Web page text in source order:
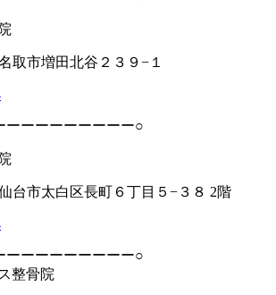
取市増田北谷２３９−１
ーーーーーーーーー○
台市太白区長町６丁目５−３８ 2階
ーーーーーーーーー○
整骨院